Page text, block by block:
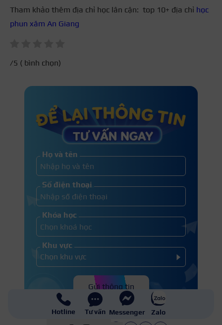
Tham khảo thêm địa chỉ học lân cận: top 10+ địa chỉ học
phun xăm An Giang
/5 ( bình chọn)
Họ và tên
Số điện thoại
Khóa học
Khu vực
Gửi thông tin
Hotline Tư vấn Messenger Zalo